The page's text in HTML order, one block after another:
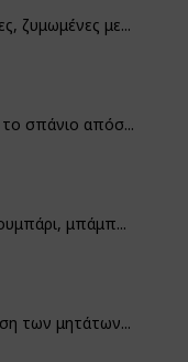
ζυμωμένες με...
σπάνιο απόσ...
μπάμπ...
των μητάτων...